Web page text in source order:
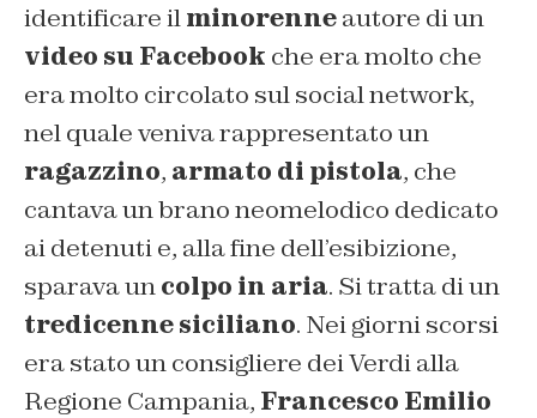
identificare ilminorenneautore di un
video su Facebook che era molto che
era molto circolato sul social network,
nel quale veniva rappresentato un
ragazzino, armato di pistola, che
cantava un brano neomelodico dedicato
ai detenuti e, alla fine dell’esibizione,
sparava uncolpo in aria. Si tratta di un
tredicenne siciliano. Nei giorni scorsi
era stato un consigliere dei Verdi alla
Regione Campania, Francesco Emilio